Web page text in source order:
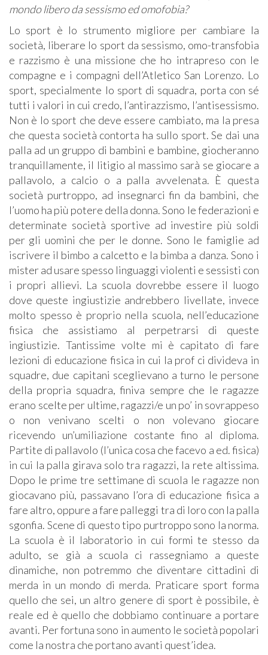
mondo libero da sessismo ed omofobia?
Lo sport è lo strumento migliore per cambiare la
società, liberare lo sport da sessismo, omo-transfobia
e razzismo è una missione che ho intrapreso con le
compagne e i compagni dell’Atletico San Lorenzo. Lo
sport, specialmente lo sport di squadra, porta con sé
tutti i valori in cui credo, l’antirazzismo, l’antisessismo.
Non è lo sport che deve essere cambiato, ma la presa
che questa società contorta ha sullo sport. Se dai una
palla ad un gruppo di bambini e bambine, giocheranno
tranquillamente, il litigio al massimo sarà se giocare a
pallavolo, a calcio o a palla avvelenata. È questa
società purtroppo, ad insegnarci fin da bambini, che
l’uomo ha più potere della donna. Sono le federazioni e
determinate società sportive ad investire più soldi
per gli uomini che per le donne. Sono le famiglie ad
iscrivere il bimbo a calcetto e la bimba a danza. Sono i
mister ad usare spesso linguaggi violenti e sessisti con
i propri allievi. La scuola dovrebbe essere il luogo
dove queste ingiustizie andrebbero livellate, invece
molto spesso è proprio nella scuola, nell’educazione
fisica che assistiamo al perpetrarsi di queste
ingiustizie. Tantissime volte mi è capitato di fare
lezioni di educazione fisica in cui la prof ci divideva in
squadre, due capitani sceglievano a turno le persone
della propria squadra, finiva sempre che le ragazze
erano scelte per ultime, ragazzi/e un po’ in sovrappeso
o non venivano scelti o non volevano giocare
ricevendo un’umiliazione costante fino al diploma.
Partite di pallavolo (l’unica cosa che facevo a ed. fisica)
in cui la palla girava solo tra ragazzi, la rete altissima.
Dopo le prime tre settimane di scuola le ragazze non
giocavano più, passavano l’ora di educazione fisica a
fare altro, oppure a fare palleggi tra di loro con la palla
sgonfia. Scene di questo tipo purtroppo sono la norma.
La scuola è il laboratorio in cui formi te stesso da
adulto, se già a scuola ci rassegniamo a queste
dinamiche, non potremmo che diventare cittadini di
merda in un mondo di merda. Praticare sport forma
quello che sei, un altro genere di sport è possibile, è
reale ed è quello che dobbiamo continuare a portare
avanti. Per fortuna sono in aumento le società popolari
come la nostra che portano avanti quest’idea.